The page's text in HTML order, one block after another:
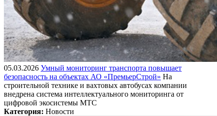
05.03.2026 Умный мониторинг транспорта повышает
безопасность на объектах АО «ПремьерСтрой» На
строительной технике и вахтовых автобусах компании
внедрена система интеллектуального мониторинга от
цифровой экосистемы МТС
Категория: Новости